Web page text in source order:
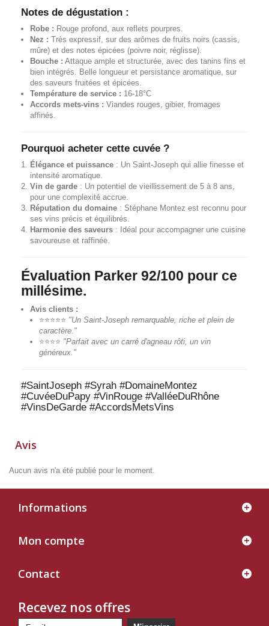
Notes de dégustation :
Robe : Rouge profond, aux reflets pourpres.
Nez : Très expressif, sur des arômes de fruits noirs (cassis,
mûre) et des notes épicées (poivre noir, réglisse).
Bouche : Attaque ample et structurée, avec des tanins fins et
bien intégrés. Belle longueur et persistance aromatique, sur
des saveurs fruitées et épicées.
Température de service : 16-18°C
Accords mets-vins : Viandes rouges, gibier, fromages
affinés.
Pourquoi acheter cette cuvée ?
Élégance et puissance : Un Saint-Joseph qui allie finesse et
intensité aromatique.
Vin de garde : Un potentiel de vieillissement de 5 à 8 ans,
pour une complexité accrue.
Réputation du domaine : Stéphane Montez est reconnu pour
ses vins précis et équilibrés.
Harmonie des saveurs : Idéal pour accompagner une cuisine
savoureuse et raffinée.
Évaluation Parker 92/100 pour ce
millésime.
Avis clients :
⭐⭐⭐⭐⭐ "Un Saint-Joseph remarquable, riche et plein de
caractère."
⭐⭐⭐⭐ "Parfait avec un carré d'agneau rôti, un vin
généreux."
#SaintJoseph #Syrah #DomaineMontez
#CuvéeDuPapy #VinRouge #ValléeDuRhône
#VinsDeGarde #AccordsMetsVins
Avis
Aucun avis n'a été publié pour le moment.
Informations
Mon compte
Contact
Recevez nos offres